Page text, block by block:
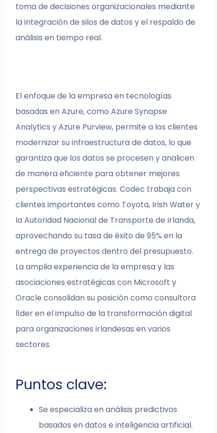
toma de decisiones organizacionales mediante
la integración de silos de datos y el respaldo de
análisis en tiempo real.
El enfoque de la empresa en tecnologías
basadas en Azure, como Azure Synapse
Analytics y Azure Purview, permite a los clientes
modernizar su infraestructura de datos, lo que
garantiza que los datos se procesen y analicen
de manera eficiente para obtener mejores
perspectivas estratégicas. Codec trabaja con
clientes importantes como Toyota, Irish Water y
la Autoridad Nacional de Transporte de Irlanda,
aprovechando su tasa de éxito de 95% en la
entrega de proyectos dentro del presupuesto.
La amplia experiencia de la empresa y las
asociaciones estratégicas con Microsoft y
Oracle consolidan su posición como consultora
líder en el impulso de la transformación digital
para organizaciones irlandesas en varios
sectores.
Puntos clave:
Se especializa en análisis predictivos
basados en datos e inteligencia artificial.